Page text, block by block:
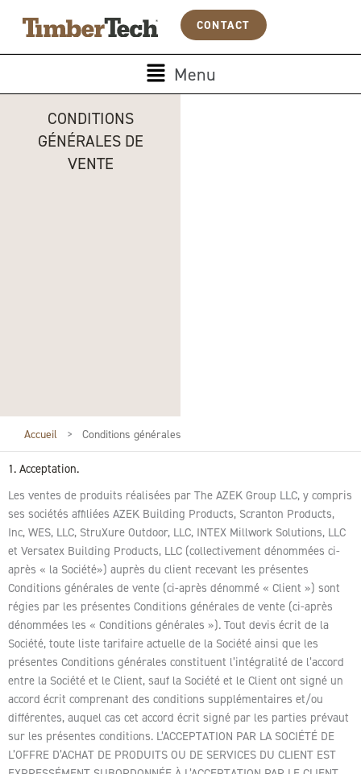
CONTACT
Main
Menu
Menu
CONDITIONS
GÉNÉRALES DE
VENTE
Accueil > Conditions générales
1. Acceptation.
Les ventes de produits réalisées par The AZEK Group LLC, y compris
ses sociétés affiliées AZEK Building Products, Scranton Products,
Inc, WES, LLC, StruXure Outdoor, LLC, INTEX Millwork Solutions, LLC
et Versatex Building Products, LLC (collectivement dénommées ci-
après « la Société») auprès du client recevant les présentes
Conditions générales de vente (ci-après dénommé « Client ») sont
régies par les présentes Conditions générales de vente (ci-après
dénommées les « Conditions générales »). Tout devis écrit de la
Société, toute liste tarifaire actuelle de la Société ainsi que les
présentes Conditions générales constituent l’intégralité de l’accord
entre la Société et le Client, sauf la Société et le Client ont signé un
accord écrit comprenant des conditions supplémentaires et/ou
différentes, auquel cas cet accord écrit signé par les parties prévaut
sur les présentes conditions. L’ACCEPTATION PAR LA SOCIÉTÉ DE
L’OFFRE D’ACHAT DE PRODUITS OU DE SERVICES DU CLIENT EST